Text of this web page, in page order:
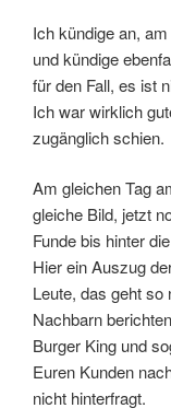
Ich kündige an,
und kündige
für den Fall, es ist
Ich war wirklich
zugänglich schien.
Am gleichen Tag
gleiche Bild, jetzt
Funde bis hinter
Hier ein Auszug
Leute, das geht so
Nachbarn
Burger King und
Euren Kunden
nicht hinterfragt.